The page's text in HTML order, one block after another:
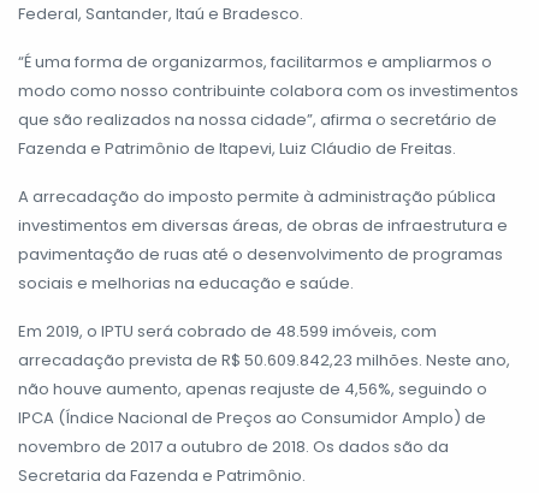
Federal, Santander, Itaú e Bradesco.
“É uma forma de organizarmos, facilitarmos e ampliarmos o
modo como nosso contribuinte colabora com os investimentos
que são realizados na nossa cidade”, afirma o secretário de
Fazenda e Patrimônio de Itapevi, Luiz Cláudio de Freitas.
A arrecadação do imposto permite à administração pública
investimentos em diversas áreas, de obras de infraestrutura e
pavimentação de ruas até o desenvolvimento de programas
sociais e melhorias na educação e saúde.
Em 2019, o IPTU será cobrado de 48.599 imóveis, com
arrecadação prevista de R$ 50.609.842,23 milhões. Neste ano,
não houve aumento, apenas reajuste de 4,56%, seguindo o
IPCA (Índice Nacional de Preços ao Consumidor Amplo) de
novembro de 2017 a outubro de 2018. Os dados são da
Secretaria da Fazenda e Patrimônio.